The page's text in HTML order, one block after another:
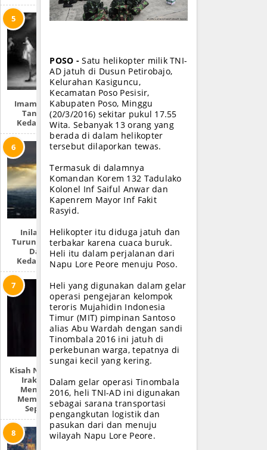
Imam Mahdi Dan
Tanda-Tanda
Kedatangannya
Inilah Tempat
Turunnya Nabi Isa
Dan 7 Ciri
Kedatangannya
Kisah Nyata Perang
Irak: “Mereka
Menyiksa Dan
Memperkosaku
Seperti Ini!”
POSO - Satu helikopter milik TNI-
AD jatuh di Dusun Petirobajo,
Kelurahan Kasiguncu,
Kecamatan Poso Pesisir,
Kabupaten Poso, Minggu
(20/3/2016) sekitar pukul 17.55
Wita. Sebanyak 13 orang yang
berada di dalam helikopter
tersebut dilaporkan tewas.
Termasuk di dalamnya
Komandan Korem 132 Tadulako
Kolonel Inf Saiful Anwar dan
Kapenrem Mayor Inf Fakit
Rasyid.
Helikopter itu diduga jatuh dan
terbakar karena cuaca buruk.
Heli itu dalam perjalanan dari
Napu Lore Peore menuju Poso.
Heli yang digunakan dalam gelar
operasi pengejaran kelompok
teroris Mujahidin Indonesia
Timur (MIT) pimpinan Santoso
alias Abu Wardah dengan sandi
Tinombala 2016 ini jatuh di
perkebunan warga, tepatnya di
sungai kecil yang kering.
Dalam gelar operasi Tinombala
2016, heli TNI-AD ini digunakan
sebagai sarana transportasi
pengangkutan logistik dan
pasukan dari dan menuju
wilayah Napu Lore Peore.